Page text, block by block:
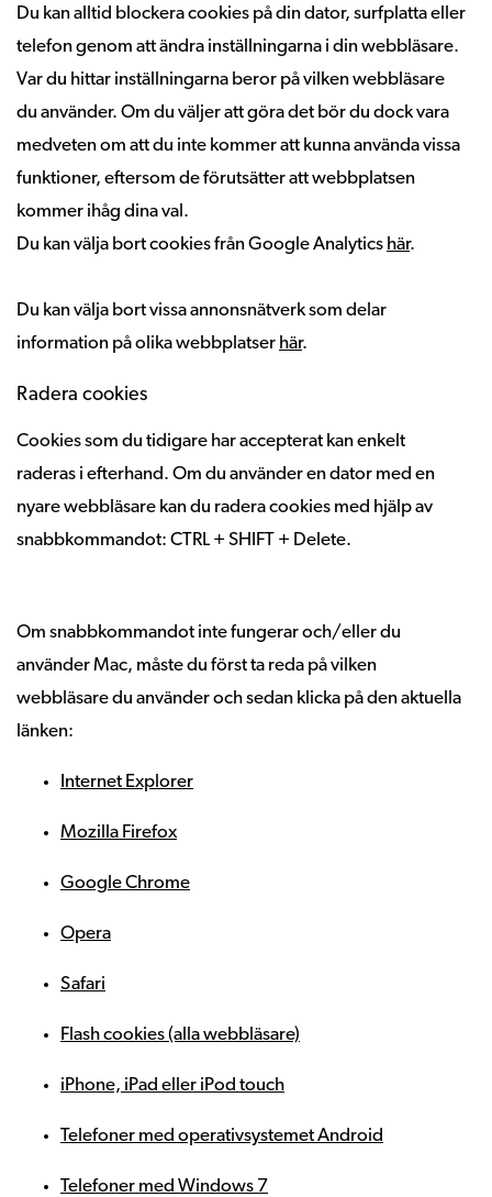
Du kan alltid blockera cookies på din dator, surfplatta eller
telefon genom att ändra inställningarna i din webbläsare.
Var du hittar inställningarna beror på vilken webbläsare
du använder. Om du väljer att göra det bör du dock vara
medveten om att du inte kommer att kunna använda vissa
funktioner, eftersom de förutsätter att webbplatsen
kommer ihåg dina val.
Du kan välja bort cookies från Google Analytics här.
Du kan välja bort vissa annonsnätverk som delar
information på olika webbplatser här.
Radera cookies
Cookies som du tidigare har accepterat kan enkelt
raderas i efterhand. Om du använder en dator med en
nyare webbläsare kan du radera cookies med hjälp av
snabbkommandot: CTRL + SHIFT + Delete.
Om snabbkommandot inte fungerar och/eller du
använder Mac, måste du först ta reda på vilken
webbläsare du använder och sedan klicka på den aktuella
länken:
Internet Explorer
Mozilla Firefox
Google Chrome
Opera
Safari
Flash cookies (alla webbläsare)
iPhone, iPad eller iPod touch
Telefoner med operativsystemet Android
Telefoner med Windows 7